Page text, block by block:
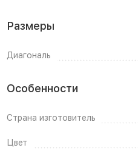
Размеры
Диагональ
Особенности
Страна изготовитель
Цвет